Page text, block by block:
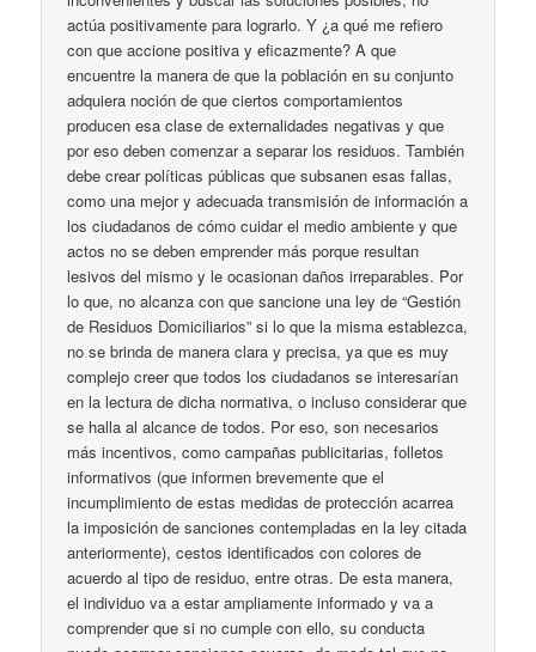
actúa positivamente para lograrlo. Y ¿a qué me refiero
con que accione positiva y eficazmente? A que
encuentre la manera de que la población en su conjunto
adquiera noción de que ciertos comportamientos
producen esa clase de externalidades negativas y que
por eso deben comenzar a separar los residuos. También
debe crear políticas públicas que subsanen esas fallas,
como una mejor y adecuada transmisión de información a
los ciudadanos de cómo cuidar el medio ambiente y que
actos no se deben emprender más porque resultan
lesivos del mismo y le ocasionan daños irreparables. Por
lo que, no alcanza con que sancione una ley de “Gestión
de Residuos Domiciliarios” si lo que la misma establezca,
no se brinda de manera clara y precisa, ya que es muy
complejo creer que todos los ciudadanos se interesarían
en la lectura de dicha normativa, o incluso considerar que
se halla al alcance de todos. Por eso, son necesarios
más incentivos, como campañas publicitarias, folletos
informativos (que informen brevemente que el
incumplimiento de estas medidas de protección acarrea
la imposición de sanciones contempladas en la ley citada
anteriormente), cestos identificados con colores de
acuerdo al tipo de residuo, entre otras. De esta manera,
el individuo va a estar ampliamente informado y va a
comprender que si no cumple con ello, su conducta